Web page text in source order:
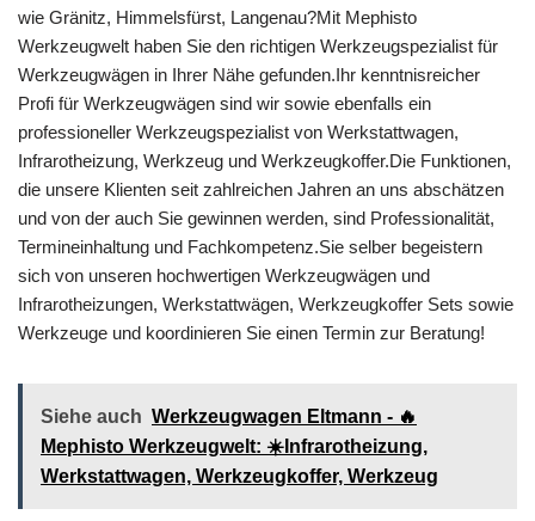
wie Gränitz, Himmelsfürst, Langenau?Mit Mephisto
Werkzeugwelt haben Sie den richtigen Werkzeugspezialist für
Werkzeugwägen in Ihrer Nähe gefunden.Ihr kenntnisreicher
Profi für Werkzeugwägen sind wir sowie ebenfalls ein
professioneller Werkzeugspezialist von Werkstattwagen,
Infrarotheizung, Werkzeug und Werkzeugkoffer.Die Funktionen,
die unsere Klienten seit zahlreichen Jahren an uns abschätzen
und von der auch Sie gewinnen werden, sind Professionalität,
Termineinhaltung und Fachkompetenz.Sie selber begeistern
sich von unseren hochwertigen Werkzeugwägen und
Infrarotheizungen, Werkstattwägen, Werkzeugkoffer Sets sowie
Werkzeuge und koordinieren Sie einen Termin zur Beratung!
Siehe auch Werkzeugwagen Eltmann - 🔥
Mephisto Werkzeugwelt: ☀️Infrarotheizung,
Werkstattwagen, Werkzeugkoffer, Werkzeug